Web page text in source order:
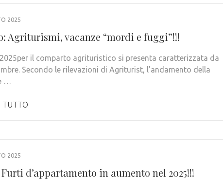
2025
Agriturismi, vacanze “mordi e fuggi”!!!
2025per il comparto agrituristico si presenta caratterizzata da
Secondo le rilevazioni di Agriturist, l’andamento della
…
TUTTO
2025
d’appartamento in aumento nel 2025!!!